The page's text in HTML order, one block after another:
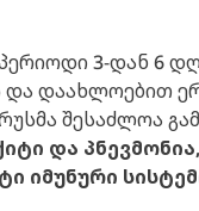
3-დან 6
და დაახლოებით
შესაძლოა
და
იმუნური